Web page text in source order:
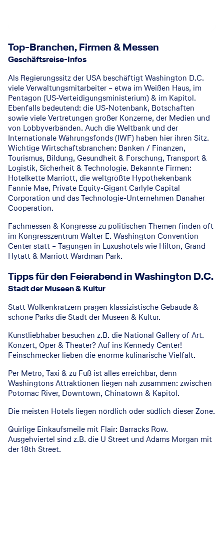
Top-Branchen, Firmen & Messen
Geschäftsreise-Infos
Als Regierungssitz der USA beschäftigt Washington D.C.
viele Verwaltungsmitarbeiter – etwa im Weißen Haus, im
Pentagon (US-Verteidigungsministerium) & im Kapitol.
Ebenfalls bedeutend: die US-Notenbank, Botschaften
sowie viele Vertretungen großer Konzerne, der Medien und
von Lobbyverbänden. Auch die Weltbank und der
Internationale Währungsfonds (IWF) haben hier ihren Sitz.
Wichtige Wirtschaftsbranchen: Banken / Finanzen,
Tourismus, Bildung, Gesundheit & Forschung, Transport &
Logistik, Sicherheit & Technologie. Bekannte Firmen:
Hotelkette Marriott, die weltgrößte Hypothekenbank
Fannie Mae, Private Equity-Gigant Carlyle Capital
Corporation und das Technologie-Unternehmen Danaher
Cooperation.
Fachmessen & Kongresse zu politischen Themen finden oft
im Kongresszentrum Walter E. Washington Convention
Center statt – Tagungen in Luxushotels wie Hilton, Grand
Hytatt & Marriott Wardman Park.
Tipps für den Feierabend in Washington D.C.
Stadt der Museen & Kultur
Statt Wolkenkratzern prägen klassizistische Gebäude &
schöne Parks die Stadt der Museen & Kultur.
Kunstliebhaber besuchen z.B. die National Gallery of Art.
Konzert, Oper & Theater? Auf ins Kennedy Center!
Feinschmecker lieben die enorme kulinarische Vielfalt.
Per Metro, Taxi & zu Fuß ist alles erreichbar, denn
Washingtons Attraktionen liegen nah zusammen: zwischen
Potomac River, Downtown, Chinatown & Kapitol.
Die meisten Hotels liegen nördlich oder südlich dieser Zone.
Quirlige Einkaufsmeile mit Flair: Barracks Row.
Ausgehviertel sind z.B. die U Street und Adams Morgan mit
der 18th Street.